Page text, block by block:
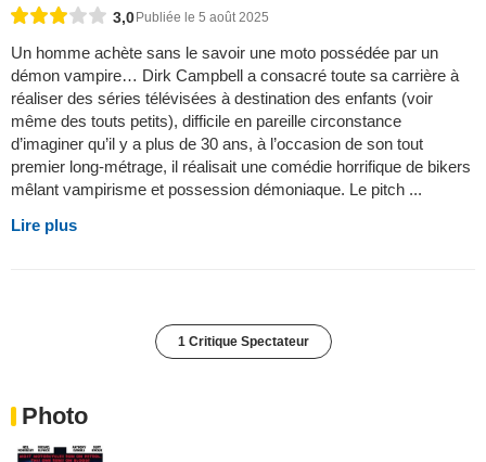
3,0 Publiée le 5 août 2025
Un homme achète sans le savoir une moto possédée par un
démon vampire… Dirk Campbell a consacré toute sa carrière à
réaliser des séries télévisées à destination des enfants (voir
même des touts petits), difficile en pareille circonstance
d’imaginer qu’il y a plus de 30 ans, à l’occasion de son tout
premier long-métrage, il réalisait une comédie horrifique de bikers
mêlant vampirisme et possession démoniaque. Le pitch ...
Lire plus
1 Critique Spectateur
Photo